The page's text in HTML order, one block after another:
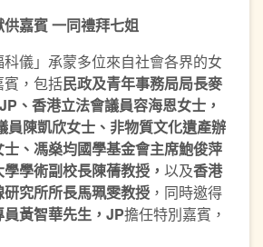
供嘉賓 一同禮拜七姐
科儀」承蒙多位來自社會各界的女
，包括民政及青年事務局局長麥
、 香港立法會議員容海恩女士，
員陳凱欣女士 、 非物質文化遺產辦
士 、 馮燊均國學基金會主席鮑俊萍
學術副校長陳蒨教授， 以及香港
究所所長馬珮雯教授 ，同時邀得
員黃智華先生 ， JP擔任特別嘉賓，